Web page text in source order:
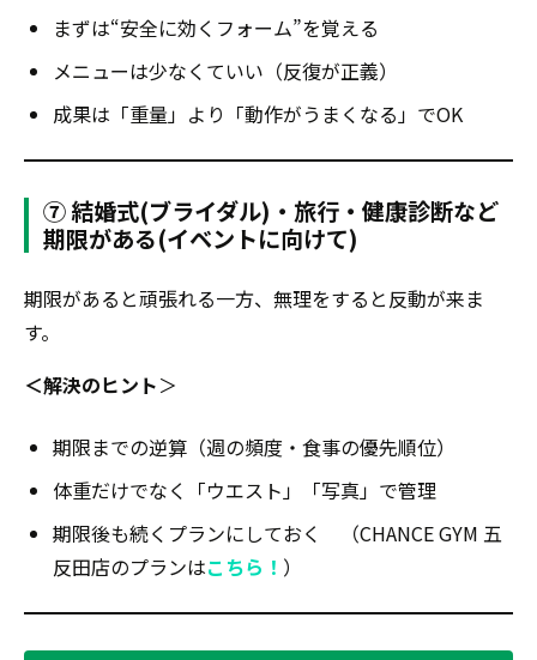
まずは“安全に効くフォーム”を覚える
メニューは少なくていい（反復が正義）
成果は「重量」より「動作がうまくなる」でOK
⑦ 結婚式(ブライダル)・旅行・健康診断など
期限がある(イベントに向けて)
期限があると頑張れる一方、無理をすると反動が来ま
す。
＜解決のヒント＞
期限までの逆算（週の頻度・食事の優先順位）
体重だけでなく「ウエスト」「写真」で管理
期限後も続くプランにしておく （CHANCE GYM 五
反田店のプランはこちら！ ）